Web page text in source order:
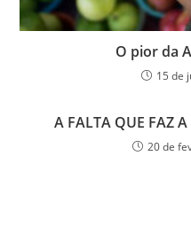
O pior da
15 de
A FALTA QUE FAZ
20 de